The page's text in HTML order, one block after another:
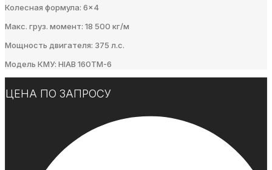
Колесная формула: 6×4
Макс. груз. момент: 18 500 кг/м
Мощность двигателя: 375 л.с.
Модель КМУ: HIAB 160TM-6
ЦЕНА ПО ЗАПРОСУ